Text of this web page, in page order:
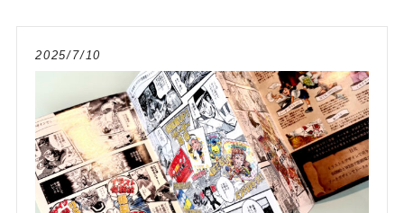
2025/7/10